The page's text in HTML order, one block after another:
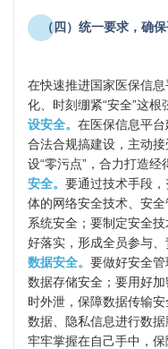
（四）统一要求，确
在快速推进国家医保信
化、时刻绷紧“安全”这根
设安全。 在医保信息平
合法合规搞建设，主动
设“零污点”，合力打造经
安全。 要通过技术手段
体的网络安全技术、安
系统安全；要制定安全
好落实，形成全员参与、
数据安全。 要做好安全
数据存储安全；要用好
时外泄，保障数据传输
数据、隐私信息进行数
牢牢掌握在自己手中，保